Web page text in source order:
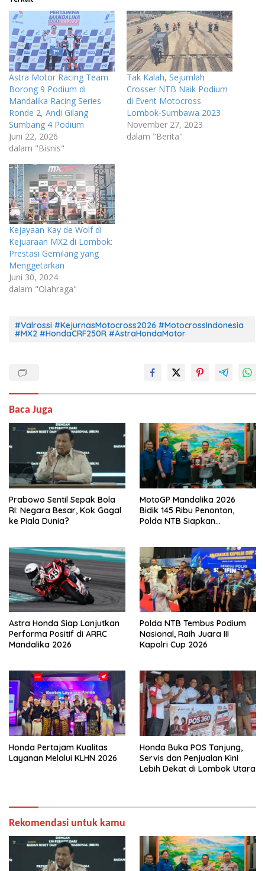
Astra Motor Racing Team
Borong 9 Podium di
Mandalika Racing Series
Ronde 2, Andi Gilang
Sumbang 4 Podium
Juni 22, 2026
dalam "Bisnis"
Tak Kalah, Sejumlah
Crosser NTB Naik Podium
di Event Motocross
Lombok-Sumbawa 2023
November 27, 2023
dalam "Berita"
Kejayaan Kay de Wolf di
Kejuaraan MX2 di Lombok:
Prestasi Gemilang yang
Menggetarkan
Juni 30, 2024
dalam "Olahraga"
#Valrossi #KejurnasMotocross2026 #MotocrossIndonesia
#MX2 #HondaCRF250R #AstraHondaMotor
Baca Juga
Prabowo Sentil Sepak Bola
RI: Negara Besar, Kok Gagal
ke Piala Dunia?
MotoGP Mandalika 2026
Bidik 145 Ribu Penonton,
Polda NTB Siapkan
Astra Honda Siap Lanjutkan
Performa Positif di ARRC
Mandalika 2026
Polda NTB Tembus Podium
Nasional, Raih Juara III
Kapolri Cup 2026
Honda Pertajam Kualitas
Layanan Melalui KLHN 2026
Honda Buka POS Tanjung,
Servis dan Penjualan Kini
Lebih Dekat di Lombok Utara
Rekomendasi untuk kamu